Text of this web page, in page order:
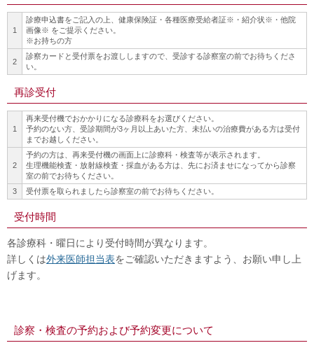
1
診療申込書をご記入の上、健康保険証・各種医療受給者証※・紹介状※・他院
画像※ をご提示ください。
※お持ちの方
2
診察カードと受付票をお渡ししますので、受診する診察室の前でお待ちくださ
い。
再診受付
1
再来受付機でおかかりになる診療科をお選びください。
予約のない方、受診期間が3ヶ月以上あいた方、未払いの治療費がある方は受付
までお越しください。
2
予約の方は、再来受付機の画面上に診療科・検査等が表示されます。
生理機能検査・放射線検査・採血がある方は、先にお済ませになってから診察
室の前でお待ちください。
3
受付票を取られましたら診察室の前でお待ちください。
受付時間
各診療科・曜日により受付時間が異なります。
詳しくは外来医師担当表をご確認いただきますよう、お願い申し上
げます。
診察・検査の予約および予約変更について